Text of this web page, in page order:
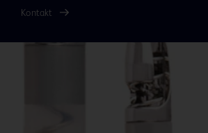
Kontakt
Übersicht
3-in-1-Thrombektomie